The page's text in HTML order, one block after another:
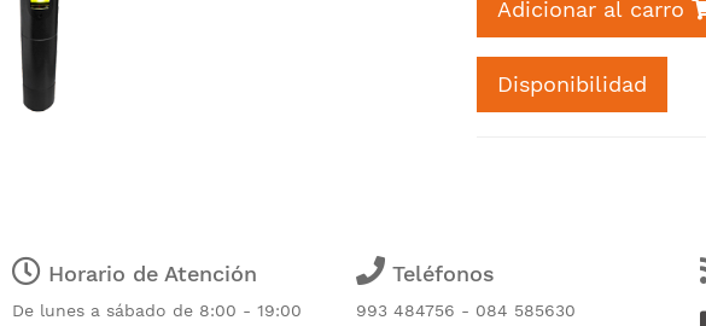
Adicionar al carro
Disponibilidad
Horario de Atención
De lunes a sábado de 8:00 - 19:00
Teléfonos
993 484756 - 084 585630